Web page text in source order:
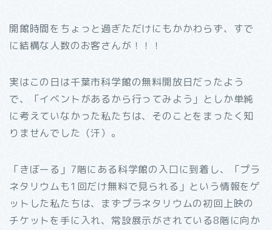
開館時間をちょっと過ぎただけにもかかわらず、すで
に結構な人数のお客さんが！！！
実はこの日は千葉市科学館の無料開放日だったよう
で、「イベントがあるから行ってみよう」としか単純
に考えていなかった私たちは、そのことをまったく知
りませんでした（汗）。
「きぼーる」7階にある科学館の入口に到着し、「プラ
ネタリウムも1回だけ無料で見られる」という情報をゲ
ットした私たちは、まずプラネタリウムの初回上映の
チケットを手に入れ、常設展示がされている8階に向か